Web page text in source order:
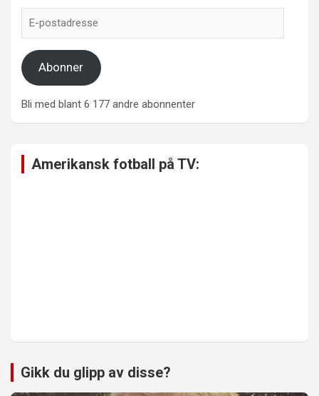
postadresse
Abonner
Bli med blant 6 177 andre abonnenter
Amerikansk fotball på TV:
Gikk du glipp av disse?